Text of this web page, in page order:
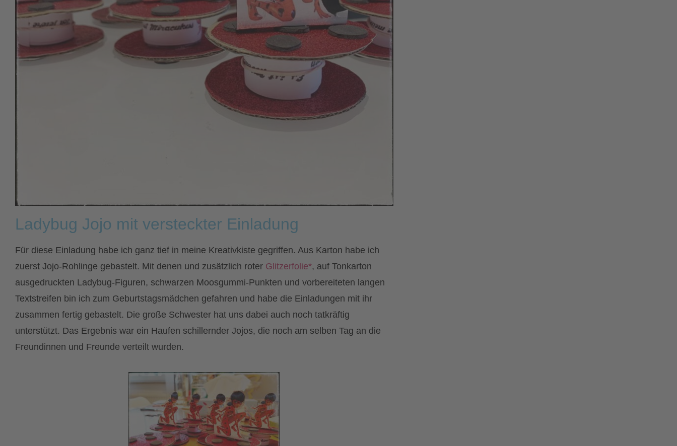
Ladybug Jojo mit versteckter Einladung
Für diese Einladung habe ich ganz tief in meine Kreativkiste gegriffen. Aus Karton habe ich
zuerst Jojo-Rohlinge gebastelt. Mit denen und zusätzlich roter Glitzerfolie*, auf Tonkarton
ausgedruckten Ladybug-Figuren, schwarzen Moosgummi-Punkten und vorbereiteten langen
Textstreifen bin ich zum Geburtstagsmädchen gefahren und habe die Einladungen mit ihr
zusammen fertig gebastelt. Die große Schwester hat uns dabei auch noch tatkräftig
unterstützt. Das Ergebnis war ein Haufen schillernder Jojos, die noch am selben Tag an die
Freundinnen und Freunde verteilt wurden.